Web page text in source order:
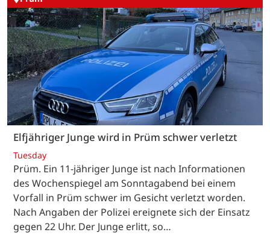
Elfjähriger Junge wird in Prüm schwer verletzt
Tuesday
Prüm. Ein 11-jähriger Junge ist nach Informationen
des Wochenspiegel am Sonntagabend bei einem
Vorfall in Prüm schwer im Gesicht verletzt worden.
Nach Angaben der Polizei ereignete sich der Einsatz
gegen 22 Uhr. Der Junge erlitt, so…